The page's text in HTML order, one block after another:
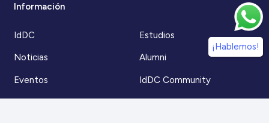
Información
IdDC
Noticias
Eventos
Formación
Estudios
Alumni
IdDC Community
Acceso AulaIDDC
¡Hablemos!